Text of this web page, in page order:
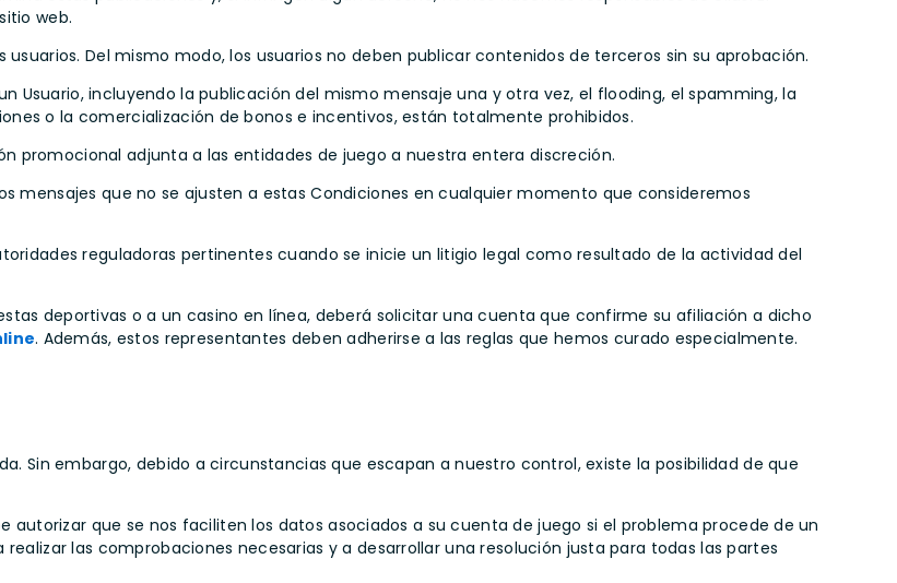
web.
Del mismo modo, los usuarios no deben publicar contenidos de terceros sin su aprobación.
Usuario, incluyendo la publicación del mismo mensaje una y otra vez, el flooding, el spamming, la
o la comercialización de bonos e incentivos, están totalmente prohibidos.
promocional adjunta a las entidades de juego a nuestra entera discreción.
mensajes que no se ajusten a estas Condiciones en cualquier momento que consideremos
reguladoras pertinentes cuando se inicie un litigio legal como resultado de la actividad del
deportivas o a un casino en línea, deberá solicitar una cuenta que confirme su afiliación a dicho
. Además, estos representantes deben adherirse a las reglas que hemos curado especialmente.
Sin embargo, debido a circunstancias que escapan a nuestro control, existe la posibilidad de que
autorizar que se nos faciliten los datos asociados a su cuenta de juego si el problema procede de un
las comprobaciones necesarias y a desarrollar una resolución justa para todas las partes